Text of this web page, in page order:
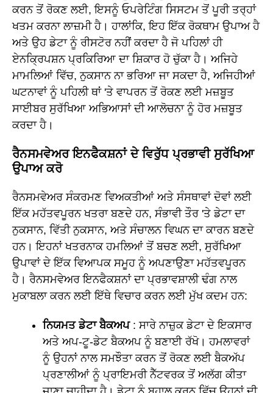
ਕਰਨ ਤੋਂ ਰੋਕਣ ਲਈ, ਇਸਨੂੰ ਓਪਰੇਟਿੰਗ ਸਿਸਟਮ ਤੋਂ ਪੂਰੀ ਤਰ੍ਹਾਂ
ਖਤਮ ਕਰਨਾ ਲਾਜ਼ਮੀ ਹੈ। ਹਾਲਾਂਕਿ, ਇਹ ਇੱਕ ਰੋਕਥਾਮ ਉਪਾਅ ਹੈ
ਅਤੇ ਉਹ ਡੇਟਾ ਨੂੰ ਰੀਸਟੋਰ ਨਹੀਂ ਕਰਦਾ ਹੈ ਜੋ ਪਹਿਲਾਂ ਹੀ
ਏਨਕ੍ਰਿਪਸ਼ਨ ਪ੍ਰਕਿਰਿਆ ਦਾ ਸ਼ਿਕਾਰ ਹੋ ਚੁੱਕਾ ਹੈ। ਅਜਿਹੇ
ਮਾਮਲਿਆਂ ਵਿੱਚ, ਨੁਕਸਾਨ ਨਾ ਭਰਿਆ ਜਾ ਸਕਦਾ ਹੈ, ਅਜਿਹੀਆਂ
ਘਟਨਾਵਾਂ ਨੂੰ ਪਹਿਲੀ ਥਾਂ 'ਤੇ ਵਾਪਰਨ ਤੋਂ ਰੋਕਣ ਲਈ ਮਜ਼ਬੂਤ
ਸਾਈਬਰ ਸੁਰੱਖਿਆ ਅਭਿਆਸਾਂ ਦੀ ਆਲੋਚਨਾ ਨੂੰ ਹੋਰ ਮਜ਼ਬੂਤ
ਕਰਦਾ ਹੈ।
ਰੈਨਸਮਵੇਅਰ ਇਨਫੈਕਸ਼ਨਾਂ ਦੇ ਵਿਰੁੱਧ ਪ੍ਰਭਾਵੀ ਸੁਰੱਖਿਆ
ਉਪਾਅ ਕਰੋ
ਰੈਨਸਮਵੇਅਰ ਸੰਕਰਮਣ ਵਿਅਕਤੀਆਂ ਅਤੇ ਸੰਸਥਾਵਾਂ ਦੋਵਾਂ ਲਈ
ਇੱਕ ਮਹੱਤਵਪੂਰਨ ਖਤਰਾ ਬਣਦੇ ਹਨ, ਸੰਭਾਵੀ ਤੌਰ 'ਤੇ ਡੇਟਾ ਦਾ
ਨੁਕਸਾਨ, ਵਿੱਤੀ ਨੁਕਸਾਨ, ਅਤੇ ਸੰਚਾਲਨ ਵਿਘਨ ਦਾ ਕਾਰਨ ਬਣਦੇ
ਹਨ। ਇਹਨਾਂ ਖਤਰਨਾਕ ਹਮਲਿਆਂ ਤੋਂ ਬਚਣ ਲਈ, ਸੁਰੱਖਿਆ
ਉਪਾਵਾਂ ਦੇ ਇੱਕ ਵਿਆਪਕ ਸਮੂਹ ਨੂੰ ਅਪਣਾਉਣਾ ਮਹੱਤਵਪੂਰਨ
ਹੈ। ਰੈਨਸਮਵੇਅਰ ਇਨਫੈਕਸ਼ਨਾਂ ਦਾ ਪ੍ਰਭਾਵਸ਼ਾਲੀ ਢੰਗ ਨਾਲ
ਮੁਕਾਬਲਾ ਕਰਨ ਲਈ ਇੱਥੇ ਵਿਚਾਰ ਕਰਨ ਲਈ ਮੁੱਖ ਕਦਮ ਹਨ:
ਨਿਯਮਤ ਡੇਟਾ ਬੈਕਅਪ: ਸਾਰੇ ਨਾਜ਼ੁਕ ਡੇਟਾ ਦੇ ਇਕਸਾਰ
ਅਤੇ ਅਪ-ਟੂ-ਡੇਟ ਬੈਕਅਪ ਨੂੰ ਬਣਾਈ ਰੱਖੋ। ਹਮਲਾਵਰਾਂ
ਨੂੰ ਉਹਨਾਂ ਨਾਲ ਸਮਝੌਤਾ ਕਰਨ ਤੋਂ ਰੋਕਣ ਲਈ ਬੈਕਅੱਪ
ਪ੍ਰਣਾਲੀਆਂ ਨੂੰ ਪ੍ਰਾਇਮਰੀ ਨੈੱਟਵਰਕ ਤੋਂ ਅਲੱਗ ਕੀਤਾ